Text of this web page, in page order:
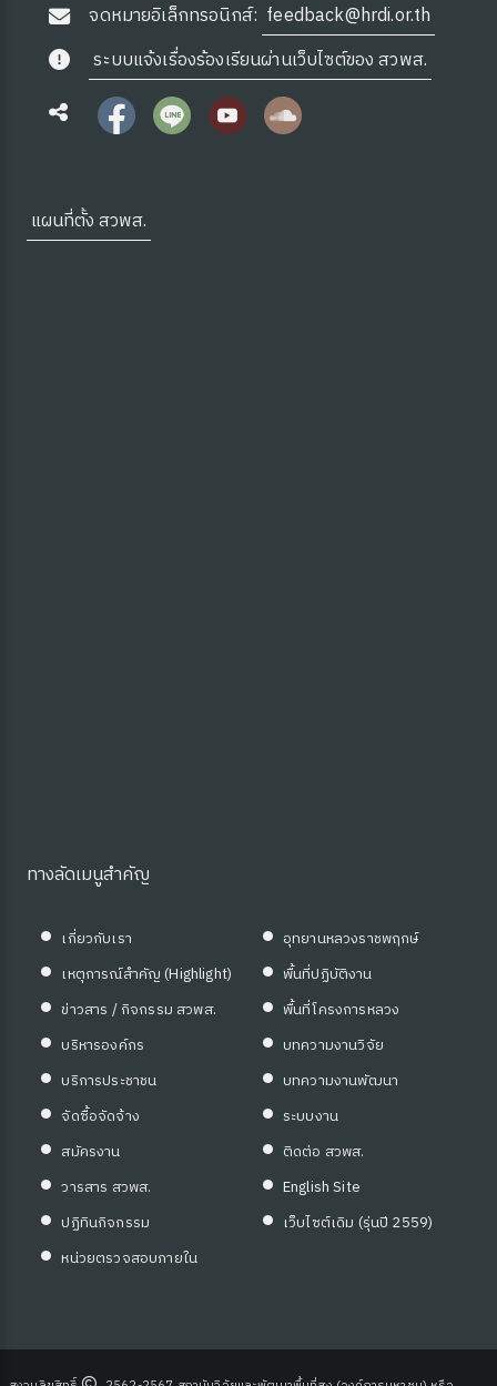
จดหมายอิเล็กทรอนิกส์: feedback@hrdi.or.th
ระบบแจ้งเรื่องร้องเรียนผ่านเว็บไซต์ของ สวพส.
แผนที่ตั้ง สวพส.
ทางลัดเมนูสำคัญ
เกี่ยวกับเรา
เหตุการณ์สำคัญ (Highlight)
ข่าวสาร / กิจกรรม สวพส.
บริหารองค์กร
บริการประชาชน
จัดซื้อจัดจ้าง
สมัครงาน
วารสาร สวพส.
ปฏิทินกิจกรรม
หน่วยตรวจสอบภายใน
อุทยานหลวงราชพฤกษ์
พื้นที่ปฏิบัติงาน
พื้นที่โครงการหลวง
บทความงานวิจัย
บทความงานพัฒนา
ระบบงาน
ติดต่อ สวพส.
English Site
เว็บไซต์เดิม (รุ่นปี 2559)